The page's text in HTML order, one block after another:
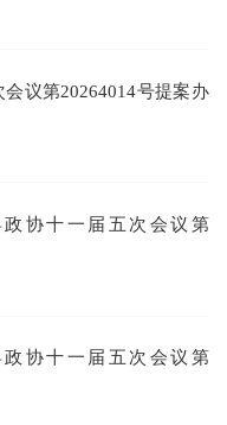
议第20264014号提案办
协十一届五次会议第
协十一届五次会议第